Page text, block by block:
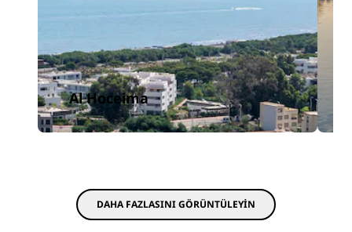
Al Hoceima
DAHA FAZLASINI GÖRÜNTÜLEYIN